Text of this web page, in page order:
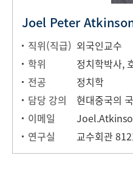
Joel Peter
직위(직급) 외국인교수
학위
정치학박사,
전공
정치학
담당 강의
이메일
연구실
교수회관